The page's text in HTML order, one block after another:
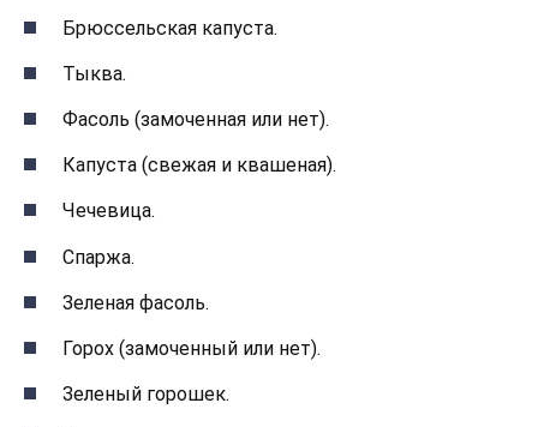
Брюссельская капуста.
Тыква.
Фасоль (замоченная или нет).
Капуста (свежая и квашеная).
Чечевица.
Спаржа.
Зеленая фасоль.
Горох (замоченный или нет).
Зеленый горошек.